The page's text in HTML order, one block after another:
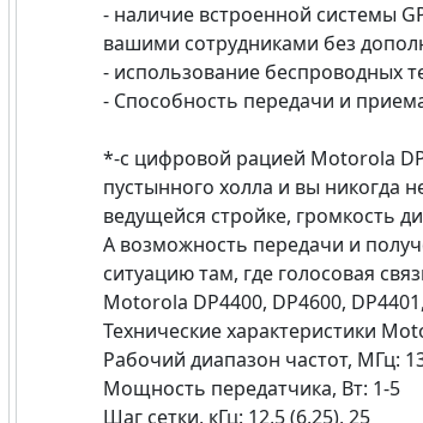
- наличие встроенной системы
вашими сотрудниками без
- использование беспроводных
- Способность передачи и
*-с цифровой рацией Motorola
пустынного холла и вы никогда
ведущейся стройке, громкость
А возможность передачи и
ситуацию там, где голосовая
Motorola DP4400, DP4600,
Технические характеристики
Рабочий диапазон частот, МГц:
Мощность передатчика, Вт: 1-5
Шаг сетки, кГц: 12,5 (6,25), 25